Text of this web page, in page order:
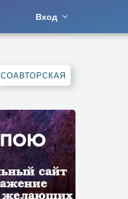
Вход
СОАВТОРСКАЯ